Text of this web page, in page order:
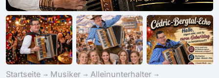
Startseite Musiker
Alleinunterhalter